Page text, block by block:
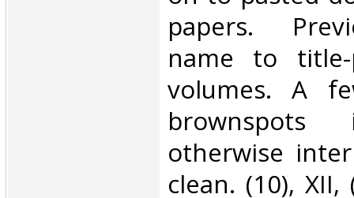
papers.
name to
volumes. A
otherwise
clean. (10),